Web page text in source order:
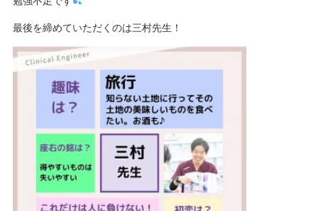
最後を締めていただくのは三村先生！